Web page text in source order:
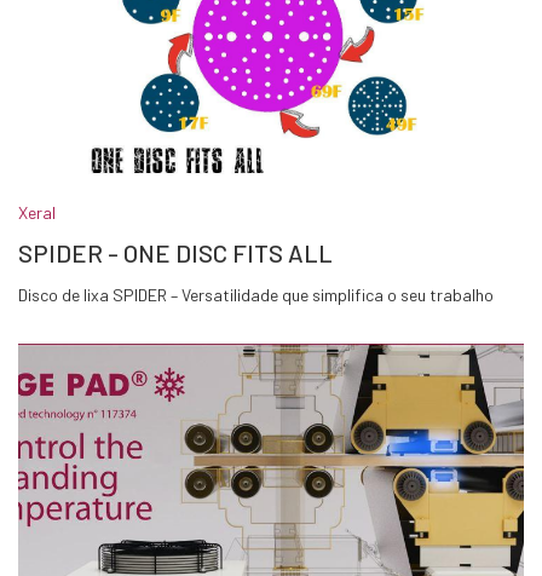
Xeral
SPIDER - ONE DISC FITS ALL
Disco de lixa SPIDER – Versatilidade que simplifica o seu trabalho